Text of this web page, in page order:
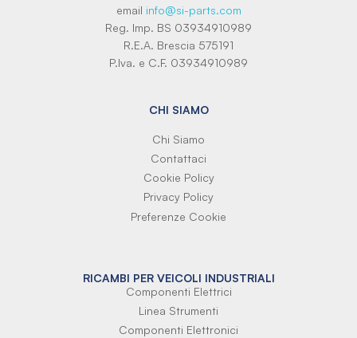
email info@si-parts.com
Reg. Imp. BS 03934910989
R.E.A. Brescia 575191
P.Iva. e C.F. 03934910989
CHI SIAMO
Chi Siamo
Contattaci
Cookie Policy
Privacy Policy
Preferenze Cookie
RICAMBI PER VEICOLI INDUSTRIALI
Componenti Elettrici
Linea Strumenti
Componenti Elettronici